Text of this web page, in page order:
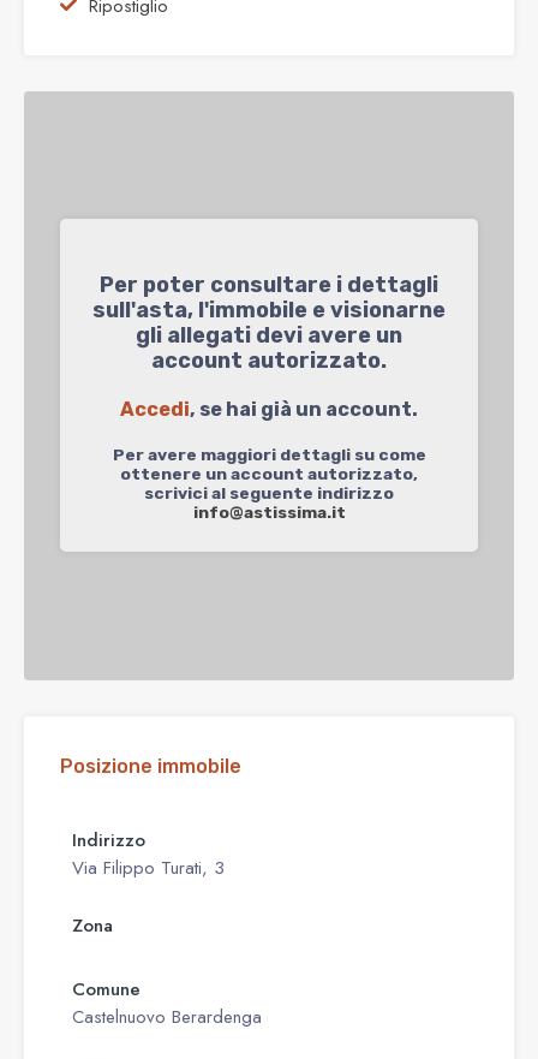
Ripostiglio
Per poter consultare i dettagli
sull'asta, l'immobile e visionarne
gli allegati devi avere un
account autorizzato.
Accedi, se hai già un account.
Per avere maggiori dettagli su come
ottenere un account autorizzato,
scrivici al seguente indirizzo
info@astissima.it
Posizione immobile
Indirizzo
Via Filippo Turati, 3
Zona
Comune
Castelnuovo Berardenga